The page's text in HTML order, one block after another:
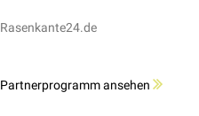
Rasenkante24.de
Partnerprogramm ansehen